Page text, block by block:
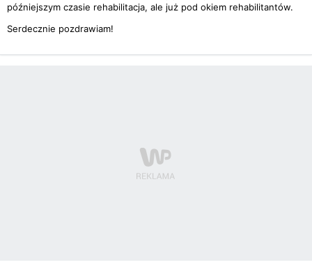
późniejszym czasie rehabilitacja, ale już pod okiem rehabilitantów.
Serdecznie pozdrawiam!